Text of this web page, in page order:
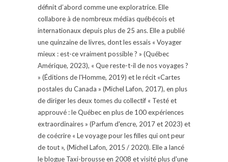
définit d’abord comme une exploratrice. Elle
collabore à de nombreux médias québécois et
internationaux depuis plus de 25 ans. Elle a publié
une quinzaine de livres, dont les essais « Voyager
mieux : est-ce vraiment possible ? » (Québec
Amérique, 2023), « Que reste-t-il de nos voyages ?
» (Éditions de l'Homme, 2019) et le récit «Cartes
postales du Canada » (Michel Lafon, 2017), en plus
de diriger les deux tomes du collectif « Testé et
approuvé : le Québec en plus de 100 expériences
extraordinaires » (Parfum d'encre, 2017 et 2023) et
de coécrire « Le voyage pour les filles qui ont peur
de tout », (Michel Lafon, 2015 / 2020). Elle a lancé
le blogue Taxi-brousse en 2008 et visité plus d'une